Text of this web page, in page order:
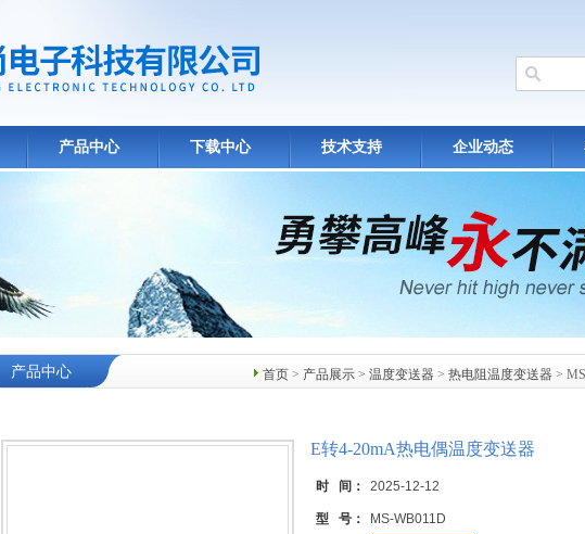
产品中心 下载中心 技术支持 企业动态
首页 > 产品展示 > 温度变送器 > 热电阻温度变送器 >
产品中心
E转4-20mA热电偶温度变送器
时 间： 2025-12-12
型 号： MS-WB011D